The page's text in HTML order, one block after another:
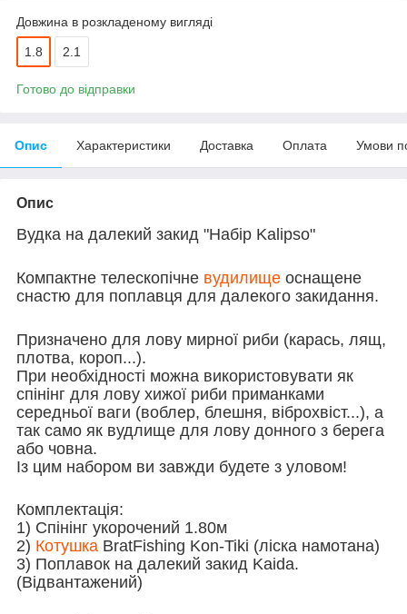
Довжина в розкладеному вигляді
1.8 2.1
Готово до відправки
Опис Характеристики Доставка Оплата Умови
Опис
Вудка на далекий закид "Набір Kalipso"
Компактне телескопічне вудилище оснащене
снастю для поплавця для далекого закидання.
Призначено для лову мирної риби (карась, лящ,
плотва, короп...).
При необхідності можна використовувати як
спінінг для лову хижої риби приманками
середньої ваги (воблер, блешня, віброхвіст...), а
так само як вудлище для лову донного з берега
або човна.
Із цим набором ви завжди будете з уловом!
Комплектація:
1) Спінінг укорочений 1.80м
2) Котушка BratFishing Kon-Tiki (ліска намотана)
3) Поплавок на далекий закид Kaida.
(Відвантажений)